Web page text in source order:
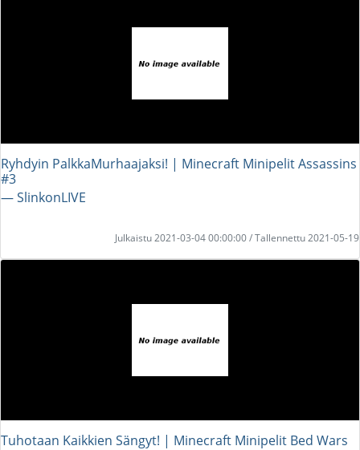
Ryhdyin PalkkaMurhaajaksi! | Minecraft Minipelit Assassins
#3
― SlinkonLIVE
Julkaistu 2021-03-04 00:00:00 / Tallennettu 2021-05-19
Tuhotaan Kaikkien Sängyt! | Minecraft Minipelit Bed Wars